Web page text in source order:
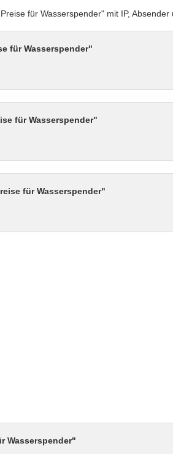
für Wasserspender" mit IP, Absender
für Wasserspender"
für Wasserspender"
für Wasserspender"
Wasserspender"